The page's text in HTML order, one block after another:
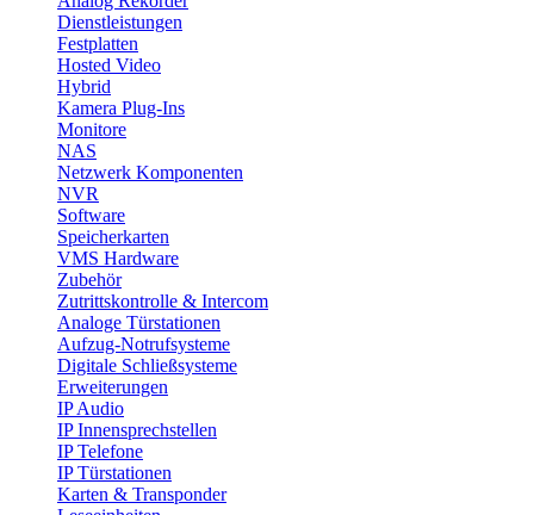
Dienstleistungen
Festplatten
Hosted Video
Hybrid
Kamera Plug-Ins
Monitore
NAS
Netzwerk Komponenten
NVR
Software
Speicherkarten
VMS Hardware
Zubehör
Zutrittskontrolle & Intercom
Analoge Türstationen
Aufzug-Notrufsysteme
Digitale Schließsysteme
Erweiterungen
IP Audio
IP Innensprechstellen
IP Telefone
IP Türstationen
Karten & Transponder